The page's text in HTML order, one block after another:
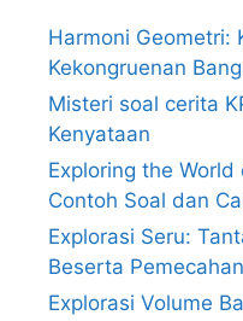
Harmoni Geometri:
Kekongruenan
Misteri soal cerita
Kenyataan
Exploring the
Contoh Soal dan
Explorasi Seru:
Beserta
Explorasi Volume